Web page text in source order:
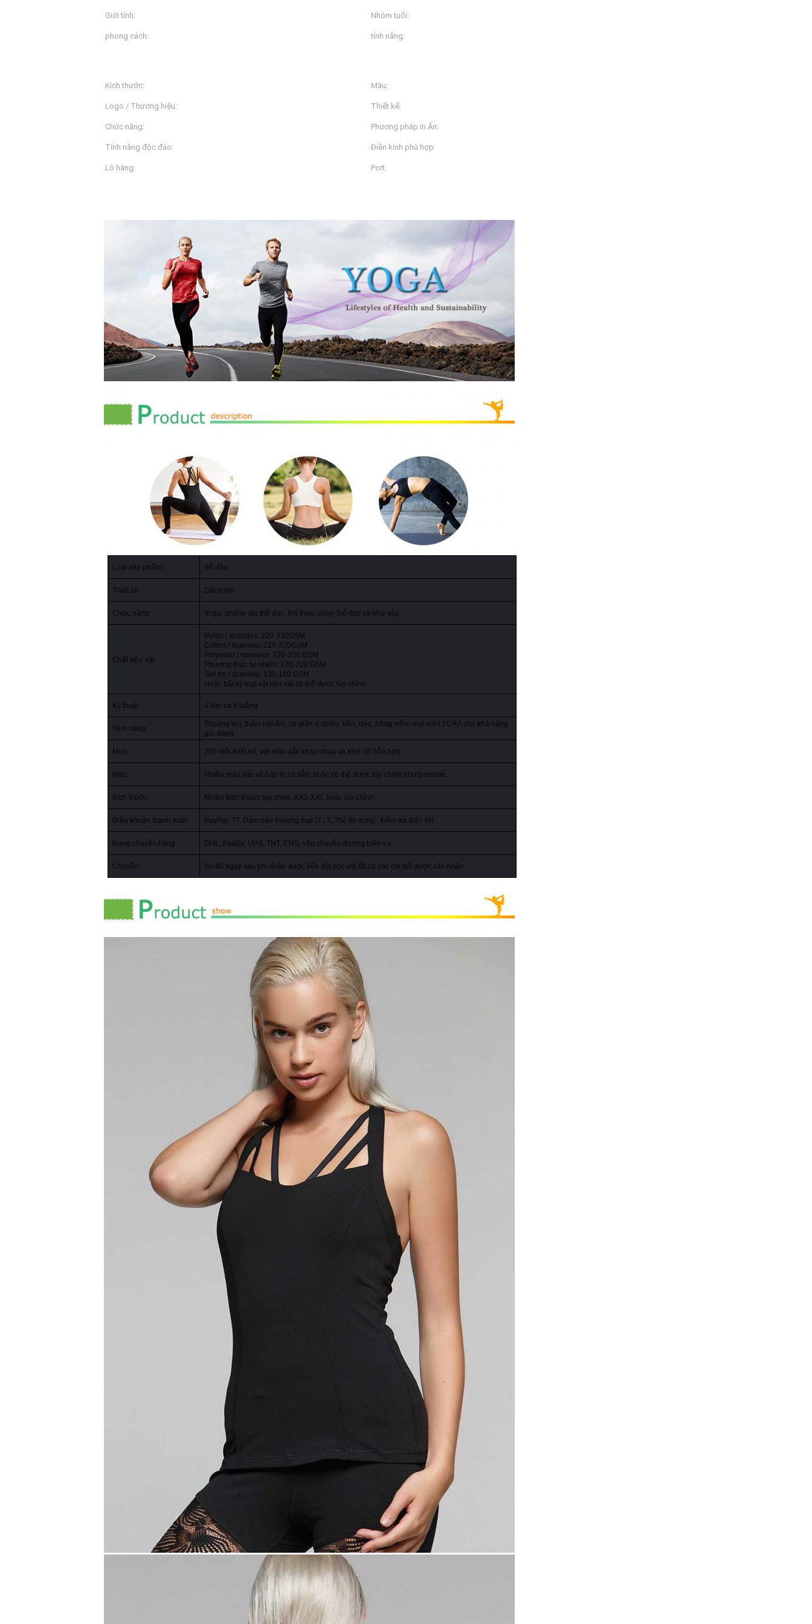
Giới tính:
Nhóm tuổi:
phong cách:
tính năng:
Kích thước:
Màu:
Logo / Thương hiệu:
Thiết kế:
Chức năng:
Phương pháp in Ấn:
Tính năng độc đáo:
Điền kinh phù hợp:
Lô hàng:
Port:
Loại sản phẩm : Bể đầu
Thiết kế: Dải trước
Chức năng: Yoga, phòng tập thể dục, thể thao, chạy, thể dục và như vậy.
Chất liệu vải
Nylon / spandex: 220-330GSM
Cotton / spandex: 220-330GSM
Polyester / spandex: 220-330 GSM
Phương thức tự nhiên: 170-220 GSM
Sợi tre / spandex: 130-180 GSM
Hoặc bất kỳ loại vật liệu vải có thể được tùy chỉnh.
Kỹ thuật : 4 kim và 6 luồng
Tính năng:
Thoáng khí, thấm hút ẩm, co giãn 4 chiều, bền, dẻo, bông mềm mại với LYCRA cho khả năng
giữ dáng.
Moq: 200 mỗi thiết kế, với màu sắc khác nhau và kích cỡ hỗn hợp.
Màu: Nhiều màu sắc và bản in có sẵn, hoặc có thể được tùy chỉnh như pantone.
Kích thước: Nhiều kích thước tùy chọn: XXS-XXL hoặc tùy chỉnh.
Điều khoản thanh toán: PayPal, TT, Đảm bảo thương mại (T / T,Thẻ tín dụng , kiểm tra điện tử)
Đang chuyển hàng DHL, FedEx, UPS, TNT, EMS, vận chuyển đường biển v.v ...
Chuyển: 20-40 ngày sau khi nhận được tiền đặt cọc với tất cả các chi tiết được xác nhận.